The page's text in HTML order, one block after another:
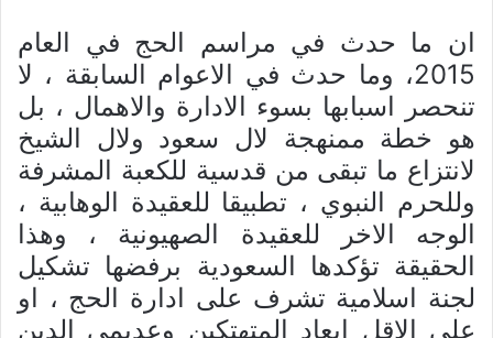
ان ما حدث في مراسم الحج في العام
2015، وما حدث في الاعوام السابقة ، لا
تنحصر اسبابها بسوء الادارة والاهمال ، بل
هو خطة ممنهجة لال سعود ولال الشیخ
لانتزاع ما تبقی من قدسیة للکعبة المشرفة
وللحرم النبوي ، تطبیقا للعقیدة الوهابیة ،
الوجه الاخر للعقیدة الصهیونیة ، وهذا
الحقیقة تؤکدها السعودیة برفضها تشکیل
لجنة اسلامیة تشرف علی ادارة الحج ، او
علی الاقل ابعاد المتهتکین وعدیمي الدین